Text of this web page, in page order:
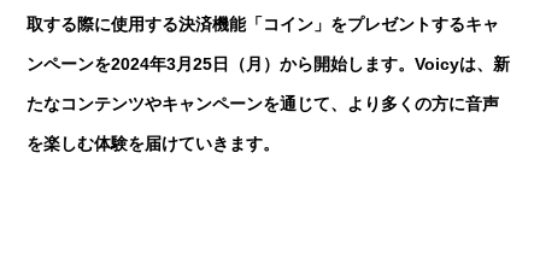
取する際に使用する決済機能「コイン」をプレゼントするキャ
ンペーンを2024年3月25日（月）から開始します。Voicyは、新
たなコンテンツやキャンペーンを通じて、より多くの方に音声
を楽しむ体験を届けていきます。